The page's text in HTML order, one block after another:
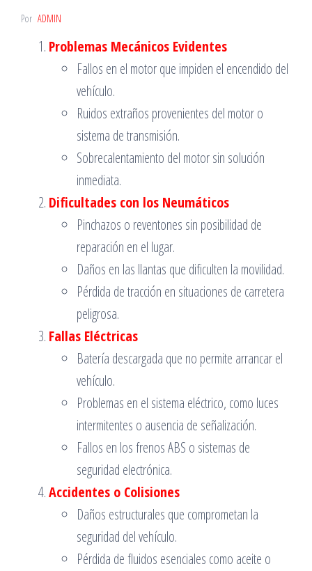
Por ADMIN
Problemas Mecánicos Evidentes
Fallos en el motor que impiden el encendido del
vehículo.
Ruidos extraños provenientes del motor o
sistema de transmisión.
Sobrecalentamiento del motor sin solución
inmediata.
Dificultades con los Neumáticos
Pinchazos o reventones sin posibilidad de
reparación en el lugar.
Daños en las llantas que dificulten la movilidad.
Pérdida de tracción en situaciones de carretera
peligrosa.
Fallas Eléctricas
Batería descargada que no permite arrancar el
vehículo.
Problemas en el sistema eléctrico, como luces
intermitentes o ausencia de señalización.
Fallos en los frenos ABS o sistemas de
seguridad electrónica.
Accidentes o Colisiones
Daños estructurales que comprometan la
seguridad del vehículo.
Pérdida de fluidos esenciales como aceite o